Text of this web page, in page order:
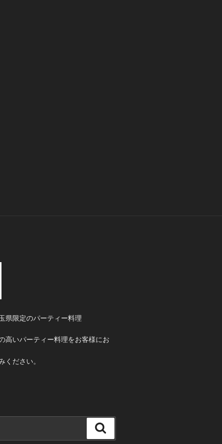
県限定のパーティー料理
高いパーティー料理をお客様にお
ください。
索